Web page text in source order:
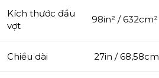
Kích thước đầu
vợt
98in² / 632cm²
Chiều dài 27in / 68,58cm